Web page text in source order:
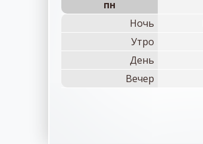
пн
Ночь
Утро
День
Вечер